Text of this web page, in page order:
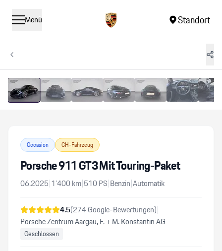
Menü Standort
Occasion CH-Fahrzeug
Porsche 911 GT3 Mit Touring-Paket
06.2025|1’400km|510PS|Benzin|Automatik
4.5(274Google-Bewertungen)|
Porsche Zentrum Aargau, F. + M. Konstantin AG
Geschlossen